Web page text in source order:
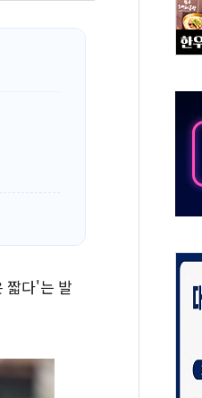
"결혼 때문에 손해 보는 일 없게
도 인근 해상서 모터보트 전복…1명
다툼 중 어머니 흉기 살해 10대 아들
김민석에 '뻔뻔' 받아친 정청래…
, ISA 개편 재검토 지시…與 "적극
짧다'는 발